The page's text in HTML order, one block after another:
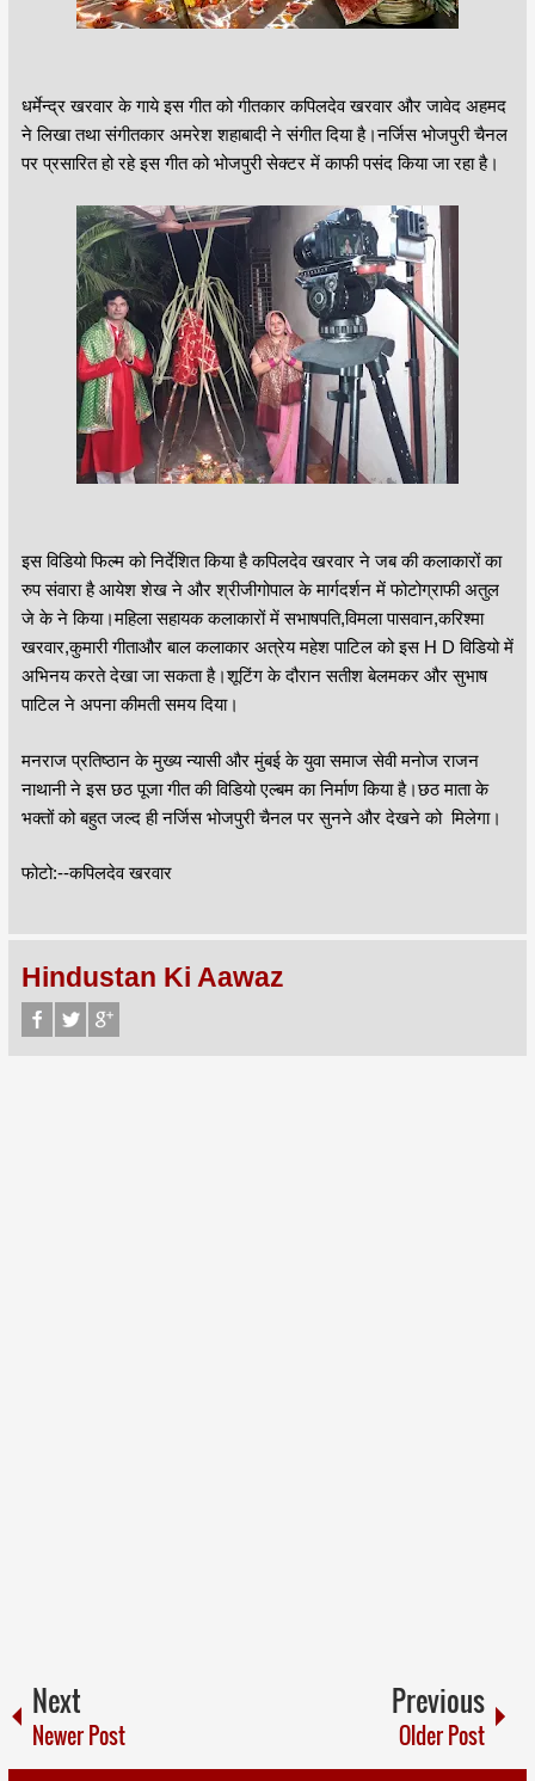
धर्मेन्द्र खरवार के गाये इस गीत को गीतकार कपिलदेव खरवार और जावेद अहमद
ने लिखा तथा संगीतकार अमरेश शहाबादी ने संगीत दिया है।नर्जिस भोजपुरी चैनल
पर प्रसारित हो रहे इस गीत को भोजपुरी सेक्टर में काफी पसंद किया जा रहा है।
इस विडियो फिल्म को निर्देशित किया है कपिलदेव खरवार ने जब की कलाकारों का
रुप संवारा है आयेश शेख ने और श्रीजीगोपाल के मार्गदर्शन में फोटोग्राफी अतुल
जे के ने किया।महिला सहायक कलाकारों में सभाषपति,विमला पासवान,करिश्मा
खरवार,कुमारी गीताऔर बाल कलाकार अत्रेय महेश पाटिल को इस H D विडियो में
अभिनय करते देखा जा सकता है।शूटिंग के दौरान सतीश बेलमकर और सुभाष
पाटिल ने अपना कीमती समय दिया।
मनराज प्रतिष्ठान के मुख्य न्यासी और मुंबई के युवा समाज सेवी मनोज राजन
नाथानी ने इस छठ पूजा गीत की विडियो एल्बम का निर्माण किया है।छठ माता के
भक्तों को बहुत जल्द ही नर्जिस भोजपुरी चैनल पर सुनने और देखने को मिलेगा।
फोटो:--कपिलदेव खरवार
Hindustan Ki Aawaz
Next
Newer Post
Previous
Older Post